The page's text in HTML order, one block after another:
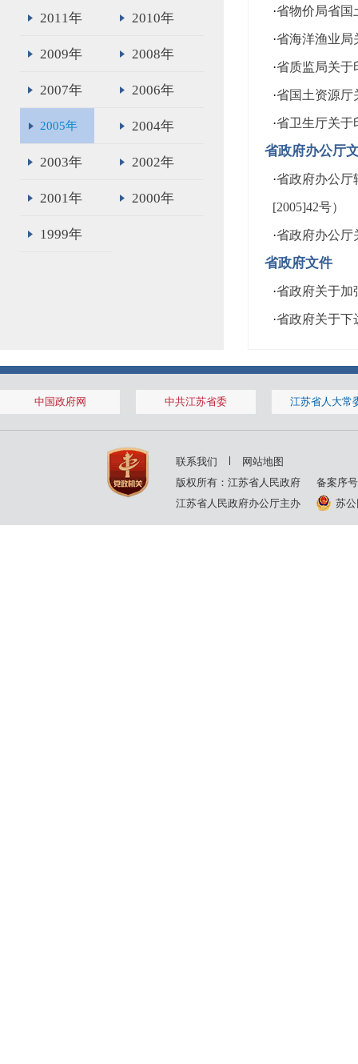
2011年 2010年
2009年 2008年
2007年 2006年
2005年 2004年
2003年 2002年
2001年 2000年
1999年
·省物价局省国
·省海洋渔业局
·省质监局关于
·省国土资源厅
·省卫生厅关于
省政府办公厅
·省政府办公厅
[2005]42号）
·省政府办公厅
省政府文件
·省政府关于加
·省政府关于下
中国政府网 中共江苏省委 江苏省人大常
联系我们
网站地图
版权所有：江苏省人民政府
备案序
江苏省人民政府办公厅主办
苏